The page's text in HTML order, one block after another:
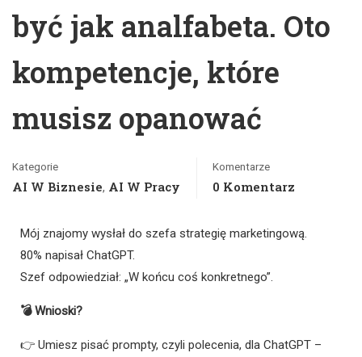
być jak analfabeta. Oto
kompetencje, które
musisz opanować
Kategorie
AI W Biznesie, AI W Pracy
Komentarze
0 Komentarz
Mój znajomy wysłał do szefa strategię marketingową.
80% napisał ChatGPT.
Szef odpowiedział: „W końcu coś konkretnego”.
💣 Wnioski?
👉 Umiesz pisać prompty, czyli polecenia, dla ChatGPT –